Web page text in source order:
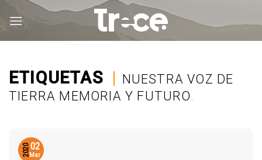
ETIQUETAS | NUESTRA VOZ DE
TIERRA MEMORIA Y FUTURO.
02
Mar
2020